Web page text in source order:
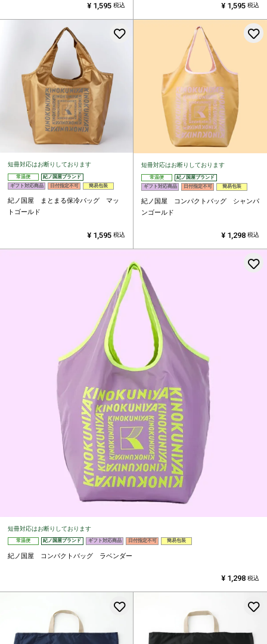
¥ 1,595 税込 ¥ 1,595 税込
短冊対応はお断りしております
常温便
紀ノ国屋ブランド
ギフト対応商品
日付指定不可 簡易包装
紀ノ国屋 まとまる保冷バッグ マッ
トゴールド
お気に入りに登録する
¥ 1,595 税込
短冊対応はお断りしております
常温便
紀ノ国屋ブランド
ギフト対応商品
日付指定不可 簡易包装
紀ノ国屋 コンパクトバッグ シャンパ
ンゴールド
¥ 1,298 税込
短冊対応はお断りしております
常温便 紀ノ国屋ブランド ギフト対応商品 日付指定不可 簡易包装
紀ノ国屋 コンパクトバッグ ラベンダー
¥ 1,298 税込